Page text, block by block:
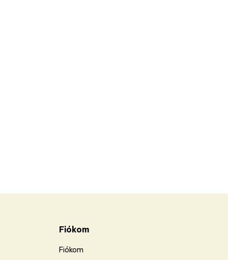
Fiókom
Fiókom